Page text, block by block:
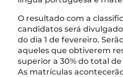
O resultado com a
candidatos será
do dia 1 de fevereiro.
aqueles que obtiverem
superior a 30% do total
As matrículas